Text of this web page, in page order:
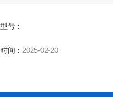
号：
间： 2025-02-20